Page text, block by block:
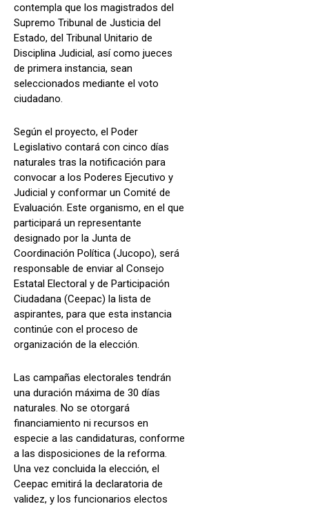
contempla que los magistrados del
Supremo Tribunal de Justicia del
Estado, del Tribunal Unitario de
Disciplina Judicial, así como jueces
de primera instancia, sean
seleccionados mediante el voto
ciudadano.
Según el proyecto, el Poder
Legislativo contará con cinco días
naturales tras la notificación para
convocar a los Poderes Ejecutivo y
Judicial y conformar un Comité de
Evaluación. Este organismo, en el que
participará un representante
designado por la Junta de
Coordinación Política (Jucopo), será
responsable de enviar al Consejo
Estatal Electoral y de Participación
Ciudadana (Ceepac) la lista de
aspirantes, para que esta instancia
continúe con el proceso de
organización de la elección.
Las campañas electorales tendrán
una duración máxima de 30 días
naturales. No se otorgará
financiamiento ni recursos en
especie a las candidaturas, conforme
a las disposiciones de la reforma.
Una vez concluida la elección, el
Ceepac emitirá la declaratoria de
validez, y los funcionarios electos